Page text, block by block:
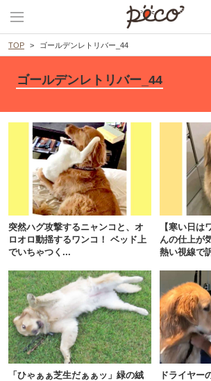
TOP ゴールデンレトリバー_44
ゴールデンレトリバー_44
突然ハグ攻撃するニャンコと、オ
ロオロ動揺するワンコ！ ベッド上
でいちゃつく...
【寒い日
んの仕上が
熱い視線で
「ひゃぁぁ芝生だぁぁッ」緑の絨
ドライヤー
アプリで開く